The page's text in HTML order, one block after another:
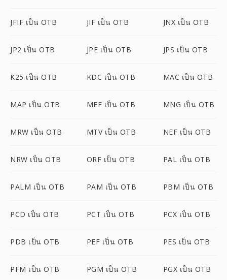
JFIF เป็น OTB JIF เป็น OTB JNX เป็น OTB
JP2 เป็น OTB JPE เป็น OTB JPS เป็น OTB
K25 เป็น OTB KDC เป็น OTB MAC เป็น OTB
MAP เป็น OTB MEF เป็น OTB MNG เป็น OTB
MRW เป็น OTB MTV เป็น OTB NEF เป็น OTB
NRW เป็น OTB ORF เป็น OTB PAL เป็น OTB
PALM เป็น OTB PAM เป็น OTB PBM เป็น OTB
PCD เป็น OTB PCT เป็น OTB PCX เป็น OTB
PDB เป็น OTB PEF เป็น OTB PES เป็น OTB
PFM เป็น OTB PGM เป็น OTB PGX เป็น OTB